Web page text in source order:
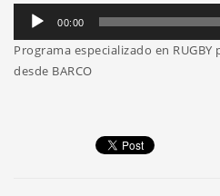
Reproductor
audio
00:00
Programa especializado en
desde BARCO